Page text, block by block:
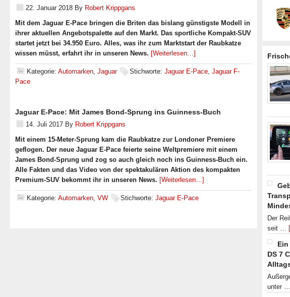
22. Januar 2018 By Robert Krippgans
Mit dem Jaguar E-Pace bringen die Briten das bislang günstigste Modell in
ihrer aktuellen Angebotspalette auf den Markt. Das sportliche Kompakt-SUV
startet jetzt bei 34.950 Euro. Alles, was ihr zum Marktstart der Raubkatze
wissen müsst, erfahrt ihr in unseren News. [Weiterlesen…]
Kategorie: Automarken, Jaguar Stichworte: Jaguar E-Pace, Jaguar F-
Pace
Jaguar E-Pace: Mit James Bond-Sprung ins Guinness-Buch
14. Juli 2017 By Robert Krippgans
Mit einem 15-Meter-Sprung kam die Raubkatze zur Londoner Premiere
geflogen. Der neue Jaguar E-Pace feierte seine Weltpremiere mit einem
James Bond-Sprung und zog so auch gleich noch ins Guinness-Buch ein.
Alle Fakten und das Video von der spektakulären Aktion des kompakten
Premium-SUV bekommt ihr in unseren News. [Weiterlesen…]
Kategorie: Automarken, VW Stichworte: Jaguar E-Pace
Der
seit …
DS 7
unter …